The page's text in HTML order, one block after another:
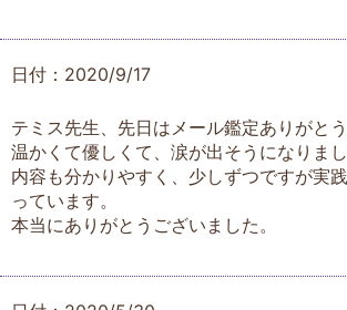
日付：2020/9/17
テミス先生、先日はメール鑑定ありがとう
温かくて優しくて、涙が出そうになりまし
内容も分かりやすく、少しずつですが実
っています。
本当にありがとうございました。